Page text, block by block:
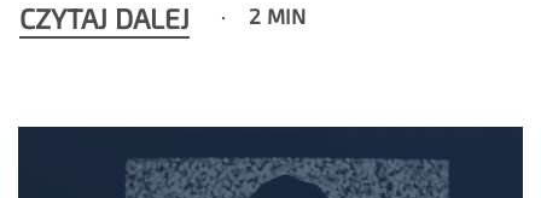
CZYTAJ DALEJ 2 MIN